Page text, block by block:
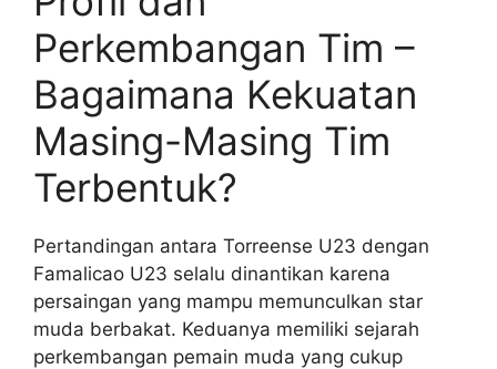
Perkembangan Tim –
Bagaimana Kekuatan
Masing-Masing Tim
Terbentuk?
Pertandingan antara Torreense U23 dengan
Famalicao U23 selalu dinantikan karena
persaingan yang mampu memunculkan star
muda berbakat. Keduanya memiliki sejarah
perkembangan pemain muda yang cukup